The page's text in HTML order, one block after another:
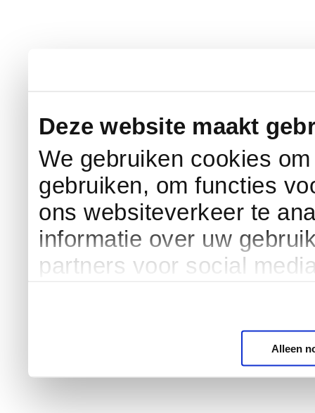
Deze website maakt
We gebruiken cookies
gebruiken, om functies
ons websiteverkeer te
informatie over uw
partners voor social
Alleen